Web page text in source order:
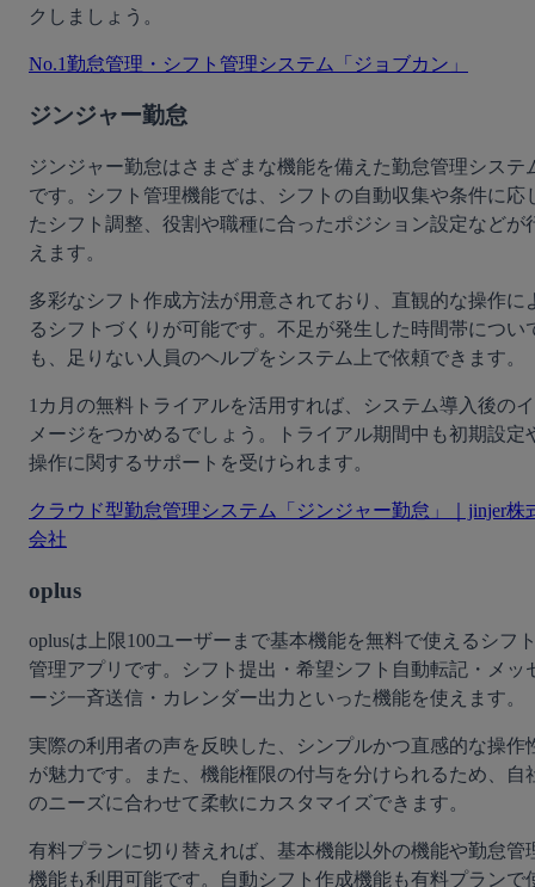
クしましょう。
No.1勤怠管理・シフト管理システム「ジョブカン」
ジンジャー勤怠
ジンジャー勤怠はさまざまな機能を備えた勤怠管理システ
です。シフト管理機能では、シフトの自動収集や条件に応
たシフト調整、役割や職種に合ったポジション設定などが
えます。
多彩なシフト作成方法が用意されており、直観的な操作に
るシフトづくりが可能です。不足が発生した時間帯につい
も、足りない人員のヘルプをシステム上で依頼できます。
1カ月の無料トライアルを活用すれば、システム導入後のイ
メージをつかめるでしょう。トライアル期間中も初期設定
操作に関するサポートを受けられます。
クラウド型勤怠管理システム「ジンジャー勤怠」｜jinjer株
会社
oplus
oplusは上限100ユーザーまで基本機能を無料で使えるシフ
管理アプリです。シフト提出・希望シフト自動転記・メッ
ージ一斉送信・カレンダー出力といった機能を使えます。
実際の利用者の声を反映した、シンプルかつ直感的な操作
が魅力です。また、機能権限の付与を分けられるため、自
のニーズに合わせて柔軟にカスタマイズできます。
有料プランに切り替えれば、基本機能以外の機能や勤怠管
機能も利用可能です。自動シフト作成機能も有料プランで